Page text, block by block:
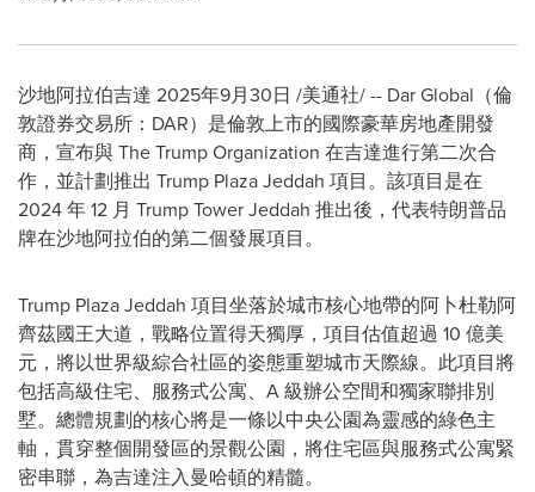
沙地阿拉伯吉達 2025年9月30日 /美通社/ -- Dar Global（倫
敦證券交易所：DAR）是倫敦上市的國際豪華房地產開發
商，宣布與 The Trump Organization 在吉達進行第二次合
作，並計劃推出 Trump Plaza Jeddah 項目。該項目是在
2024 年 12 月 Trump Tower Jeddah 推出後，代表特朗普品
牌在沙地阿拉伯的第二個發展項目。
Trump Plaza Jeddah 項目坐落於城市核心地帶的阿卜杜勒阿
齊茲國王大道，戰略位置得天獨厚，項目估值超過 10 億美
元，將以世界級綜合社區的姿態重塑城市天際線。此項目將
包括高級住宅、服務式公寓、A 級辦公空間和獨家聯排別
墅。總體規劃的核心將是一條以中央公園為靈感的綠色主
軸，貫穿整個開發區的景觀公園，將住宅區與服務式公寓緊
密串聯，為吉達注入曼哈頓的精髓。